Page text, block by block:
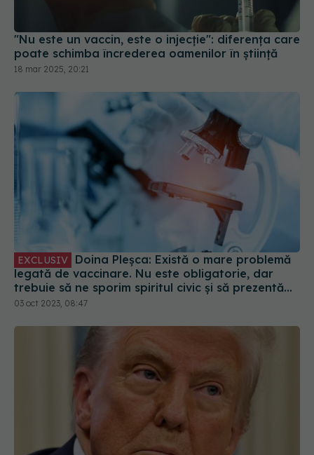
"Nu este un vaccin, este o injecție": diferența care
poate schimba încrederea oamenilor în știință
18 mar 2025, 20:21
EXCLUSIV
legată de vaccinare. Nu este obligatorie, dar
trebuie să ne sporim spiritul civic și să prezentăm
corect minusurile și plusurile fiecărui vaccin
03 oct 2023, 08:47